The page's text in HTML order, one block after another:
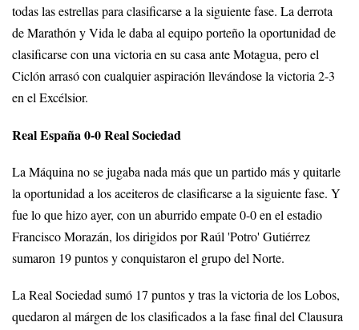
todas las estrellas para clasificarse a la siguiente fase. La derrota
de Marathón y Vida le daba al equipo porteño la oportunidad de
clasificarse con una victoria en su casa ante Motagua, pero el
Ciclón arrasó con cualquier aspiración llevándose la victoria 2-3
en el Excélsior.
Real España 0-0 Real Sociedad
La Máquina no se jugaba nada más que un partido más y quitarle
la oportunidad a los aceiteros de clasificarse a la siguiente fase. Y
fue lo que hizo ayer, con un aburrido empate 0-0 en el estadio
Francisco Morazán, los dirigidos por Raúl 'Potro' Gutiérrez
sumaron 19 puntos y conquistaron el grupo del Norte.
La Real Sociedad sumó 17 puntos y tras la victoria de los Lobos,
quedaron al márgen de los clasificados a la fase final del Clausura